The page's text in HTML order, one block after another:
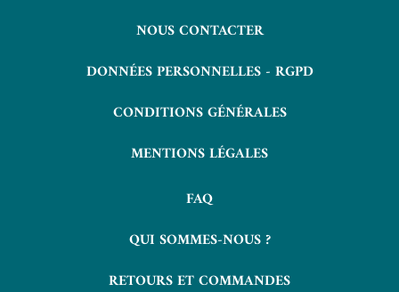
NOUS CONTACTER
DONNÉES PERSONNELLES - RGPD
CONDITIONS GÉNÉRALES
MENTIONS LÉGALES
FAQ
QUI SOMMES-NOUS ?
RETOURS ET COMMANDES